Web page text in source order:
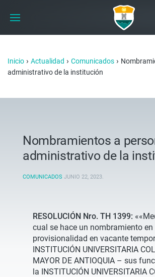
Inicio › Actualidad › Comunicados ›
administrativo de la institución
Nombramientos a
administrativo de la
COMUNICADOS JUNIO 22, 2023.
RESOLUCIÓN Nro. TH 1399:
cual se hace un nombramiento en
provisionalidad en vacante
INSTITUCIÓN UNIVERSITARIA
MAYOR DE ANTIOQUIA – sus
la INSTITUCIÓN UNIVERSITARIA